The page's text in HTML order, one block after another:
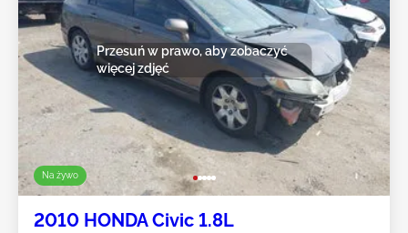
Na żywo
Przesuń w prawo, aby zobaczyć
więcej zdjęć
2010 HONDA Civic 1.8L